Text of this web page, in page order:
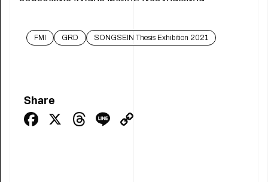
FMI GRD SONGSEIN Thesis Exhibition 2021
Share
Facebook
X Threads
Line